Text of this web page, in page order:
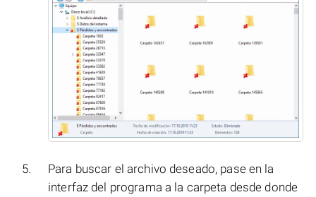
Para buscar el archivo deseado, pase en la
interfaz del programa a la carpeta desde donde